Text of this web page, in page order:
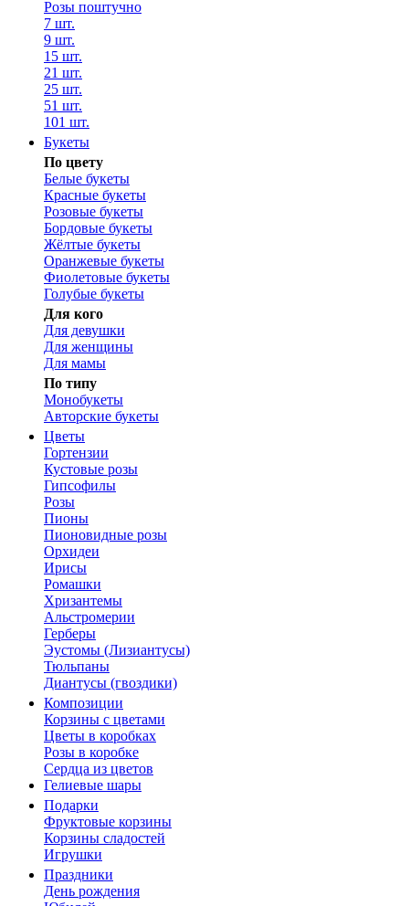
Розы поштучно
7 шт.
9 шт.
15 шт.
21 шт.
25 шт.
51 шт.
101 шт.
Букеты
По цвету
Белые букеты
Красные букеты
Розовые букеты
Бордовые букеты
Жёлтые букеты
Оранжевые букеты
Фиолетовые букеты
Голубые букеты
Для кого
Для девушки
Для женщины
Для мамы
По типу
Монобукеты
Авторские букеты
Цветы
Гортензии
Кустовые розы
Гипсофилы
Розы
Пионы
Пионовидные розы
Орхидеи
Ирисы
Ромашки
Хризантемы
Альстромерии
Герберы
Эустомы (Лизиантусы)
Тюльпаны
Диантусы (гвоздики)
Композиции
Корзины с цветами
Цветы в коробках
Розы в коробке
Сердца из цветов
Гелиевые шары
Подарки
Фруктовые корзины
Корзины сладостей
Игрушки
Праздники
День рождения